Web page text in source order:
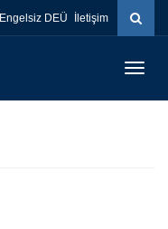
Engelsiz DEÜ İletişim